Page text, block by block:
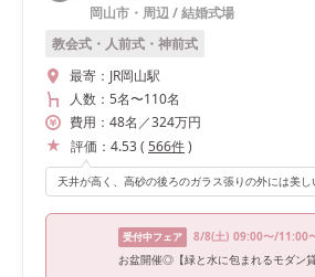
岡山市・周辺/結婚式場
教会式・人前式・神前式
最寄： JR岡山駅
人数： 5名〜110名
費用： 48名 ／324万円
評価： 4.53( 566件)
受付中フェア 8/8(土) 09:00〜/11:00〜/